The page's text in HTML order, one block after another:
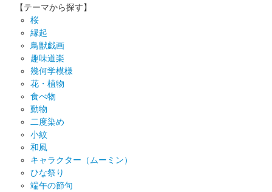
【テーマから探す】
桜
縁起
鳥獣戯画
趣味道楽
幾何学模様
花・植物
食べ物
動物
二度染め
小紋
和風
キャラクター（ムーミン）
ひな祭り
端午の節句